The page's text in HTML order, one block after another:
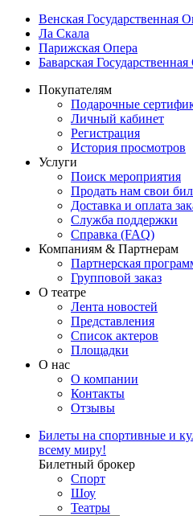
Венская Государственная
Ла Скала
Парижская Опера
Баварская
Покупателям
Подарочные
Личный кабинет
Регистрация
История просмотров
Услуги
Поиск мероприятия
Продать нам свои
Доставка и оплата
Служба поддержки
Справка (FAQ)
Компаниям & Партнерам
Партнерская
Групповой заказ
О театре
Лента новостей
Представления
Список актеров
Площадки
О нас
О компании
Контакты
Отзывы
Билеты на спортивные и
всему миру!
Билетный брокер
Спорт
Шоу
Театры